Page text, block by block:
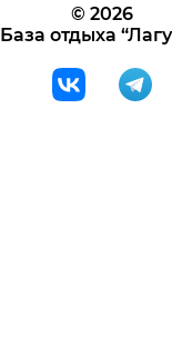
© 2026
База отдыха